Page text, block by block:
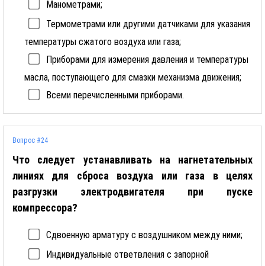
Манометрами;
Термометрами или другими датчиками для указания
температуры сжатого воздуха или газа;
Приборами для измерения давления и температуры
масла, поступающего для смазки механизма движения;
Всеми перечисленными приборами.
Вопрос #24
Что следует устанавливать на нагнетательных
линиях для сброса воздуха или газа в целях
разгрузки электродвигателя при пуске
компрессора?
Сдвоенную арматуру с воздушником между ними;
Индивидуальные ответвления с запорной